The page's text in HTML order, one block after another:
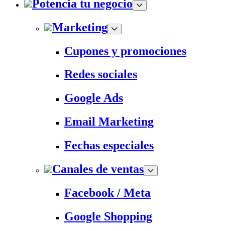
Potencia tu negocio
Marketing
Cupones y promociones
Redes sociales
Google Ads
Email Marketing
Fechas especiales
Canales de ventas
Facebook / Meta
Google Shopping